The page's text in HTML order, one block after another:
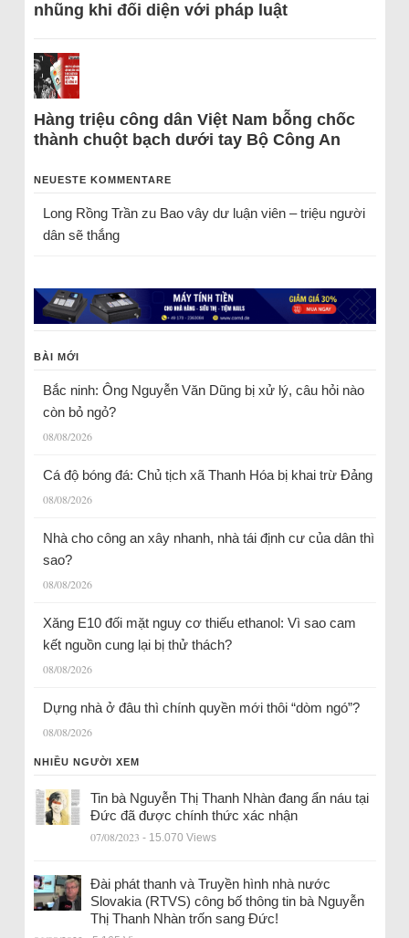
nhũng khi đối diện với pháp luật
Hàng triệu công dân Việt Nam bỗng chốc
thành chuột bạch dưới tay Bộ Công An
NEUESTE KOMMENTARE
Long Rồng Trầnzu Bao vây dư luận viên – triệu người
dân sẽ thắng
BÀI MỚI
Bắc ninh: Ông Nguyễn Văn Dũng bị xử lý, câu hỏi nào
còn bỏ ngỏ?
08/08/2026
Cá độ bóng đá: Chủ tịch xã Thanh Hóa bị khai trừ Đảng
08/08/2026
Nhà cho công an xây nhanh, nhà tái định cư của dân thì
sao?
08/08/2026
Xăng E10 đối mặt nguy cơ thiếu ethanol: Vì sao cam
kết nguồn cung lại bị thử thách?
08/08/2026
Dựng nhà ở đâu thì chính quyền mới thôi “dòm ngó”?
08/08/2026
NHIỀU NGƯỜI XEM
Tin bà Nguyễn Thị Thanh Nhàn đang ẩn náu tại
Đức đã được chính thức xác nhận
07/08/2023 - 15.070 Views
Đài phát thanh và Truyền hình nhà nước
Slovakia (RTVS) công bố thông tin bà Nguyễn
Thị Thanh Nhàn trốn sang Đức!